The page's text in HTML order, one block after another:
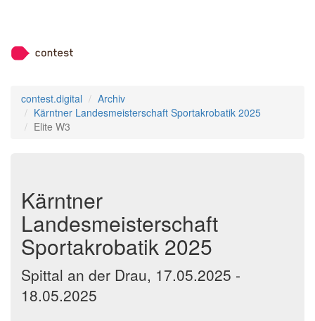
contest.digital
Archiv
Kärntner Landesmeisterschaft Sportakrobatik 2025
Elite W3
Kärntner
Landesmeisterschaft
Sportakrobatik 2025
Spittal an der Drau, 17.05.2025 -
18.05.2025